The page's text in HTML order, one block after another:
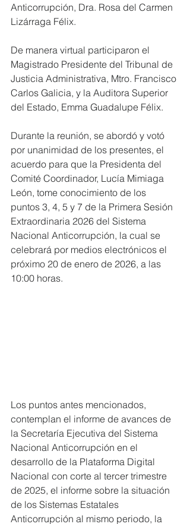
Anticorrupción, Dra. Rosa del Carmen
Lizárraga Félix.
De manera virtual participaron el
Magistrado Presidente del Tribunal de
Justicia Administrativa, Mtro. Francisco
Carlos Galicia, y la Auditora Superior
del Estado, Emma Guadalupe Félix.
Durante la reunión, se abordó y votó
por unanimidad de los presentes, el
acuerdo para que la Presidenta del
Comité Coordinador, Lucía Mimiaga
León, tome conocimiento de los
puntos 3, 4, 5 y 7 de la Primera Sesión
Extraordinaria 2026 del Sistema
Nacional Anticorrupción, la cual se
celebrará por medios electrónicos el
próximo 20 de enero de 2026, a las
10:00 horas.
Los puntos antes mencionados,
contemplan el informe de avances de
la Secretaría Ejecutiva del Sistema
Nacional Anticorrupción en el
desarrollo de la Plataforma Digital
Nacional con corte al tercer trimestre
de 2025, el informe sobre la situación
de los Sistemas Estatales
Anticorrupción al mismo periodo, la